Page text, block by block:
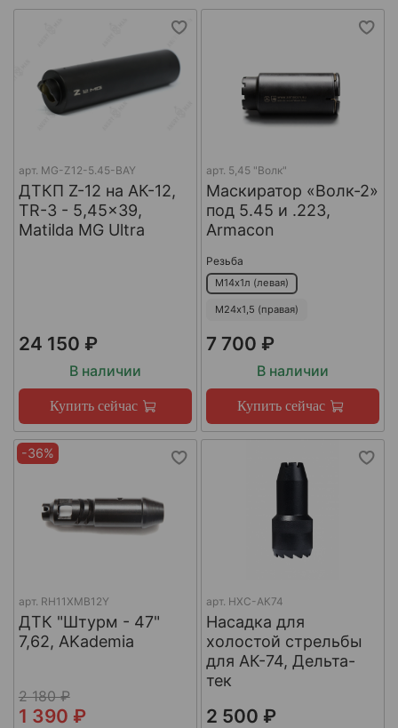
арт. MG-Z12-5.45-BAY
ДТКП Z-12 на АК-12,
TR-3 - 5,45x39,
Matilda MG Ultra
24 150 ₽
В наличии
Купить сейчас
арт. 5,45 "Волк"
Маскиратор «Волк-2»
под 5.45 и .223,
Armacon
Резьба
М14х1л (левая)
М24х1,5 (правая)
7 700 ₽
В наличии
Купить сейчас
-36%
арт. RH11XMB12Y
ДТК "Штурм - 47"
7,62, AKademia
2 180 ₽
1 390 ₽
арт. НХС-АК74
Насадка для
холостой стрельбы
для АК-74, Дельта-
тек
2 500 ₽